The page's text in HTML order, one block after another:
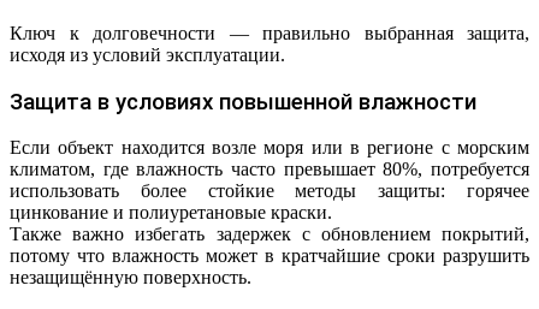
Ключ к долговечности — правильно выбранная защита,
исходя из условий эксплуатации.
Защита в условиях повышенной влажности
Если объект находится возле моря или в регионе с морским
климатом, где влажность часто превышает 80%, потребуется
использовать более стойкие методы защиты: горячее
цинкование и полиуретановые краски.
Также важно избегать задержек с обновлением покрытий,
потому что влажность может в кратчайшие сроки разрушить
незащищённую поверхность.